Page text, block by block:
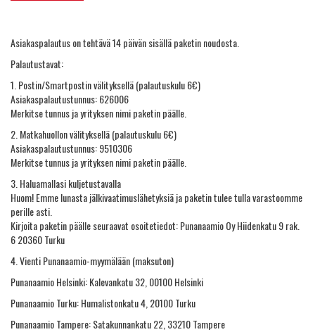
Asiakaspalautus on tehtävä 14 päivän sisällä paketin noudosta.
Palautustavat:
1. Postin/Smartpostin välityksellä (palautuskulu 6€)
Asiakaspalautustunnus: 626006
Merkitse tunnus ja yrityksen nimi paketin päälle.
2. Matkahuollon välityksellä (palautuskulu 6€)
Asiakaspalautustunnus: 9510306
Merkitse tunnus ja yrityksen nimi paketin päälle.
3. Haluamallasi kuljetustavalla
Huom! Emme lunasta jälkivaatimuslähetyksiä ja paketin tulee tulla varastoomme
perille asti.
Kirjoita paketin päälle seuraavat osoitetiedot: Punanaamio Oy Hiidenkatu 9 rak.
6 20360 Turku
4. Vienti Punanaamio-myymälään (maksuton)
Punanaamio Helsinki: Kalevankatu 32, 00100 Helsinki
Punanaamio Turku: Humalistonkatu 4, 20100 Turku
Punanaamio Tampere: Satakunnankatu 22, 33210 Tampere